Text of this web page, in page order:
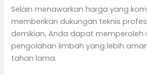
Selain menawarkan harga yang
memberikan dukungan teknis
demikian, Anda dapat memperoleh
pengolahan limbah yang lebih
tahan lama.